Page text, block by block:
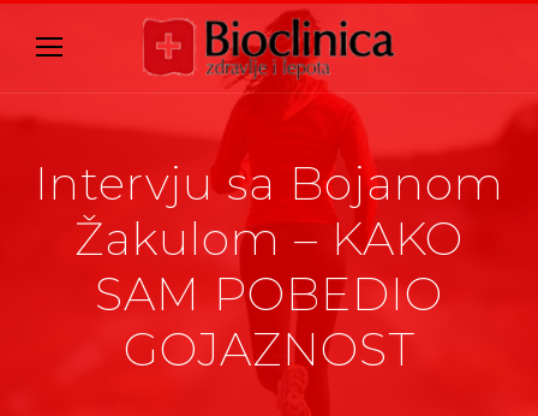
Intervju sa Bojanom
Žakulom – KAKO
SAM POBEDIO
GOJAZNOST